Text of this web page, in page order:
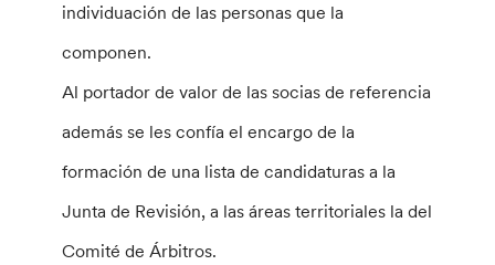
individuación de las personas que la
componen.
Al portador de valor de las socias de referencia
además se les confía el encargo de la
formación de una lista de candidaturas a la
Junta de Revisión, a las áreas territoriales la del
Comité de Árbitros.